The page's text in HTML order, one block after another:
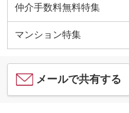
仲介手数料無料特集
マンション特集
メールで共有する